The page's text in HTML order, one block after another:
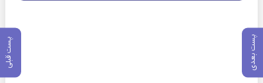
پست بعدی پست قبلی